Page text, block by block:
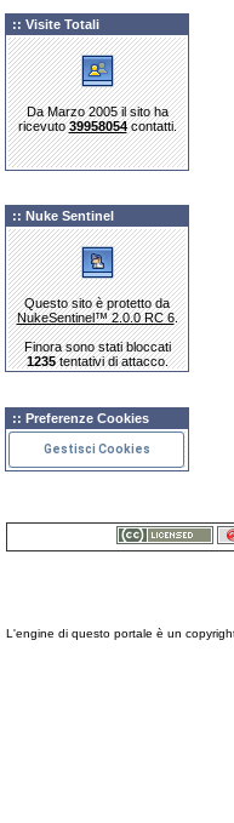
:: Visite Totali
Da Marzo 2005 il sito ha
ricevuto39958054contatti.
:: Nuke Sentinel
Questo sito è protetto da
NukeSentinel™ 2.0.0 RC 6.
Finora sono stati bloccati
1235tentativi di attacco.
:: Preferenze Cookies
Gestisci Cookies
L'engine di questo portale è un